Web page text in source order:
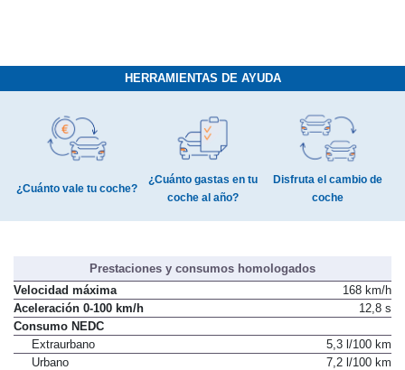
HERRAMIENTAS DE AYUDA
¿Cuánto vale tu coche?
¿Cuánto gastas en tu
coche al año?
Disfruta el cambio de
coche
Prestaciones y consumos homologados
Velocidad máxima
168 km/h
Aceleración 0-100 km/h
12,8 s
Consumo NEDC
Extraurbano
5,3 l/100 km
Urbano
7,2 l/100 km